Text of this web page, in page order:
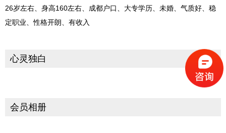
26岁左右、身高160左右、成都户口、大专学历、未婚、气质好、稳
定职业、性格开朗、有收入
心灵独白
会员相册